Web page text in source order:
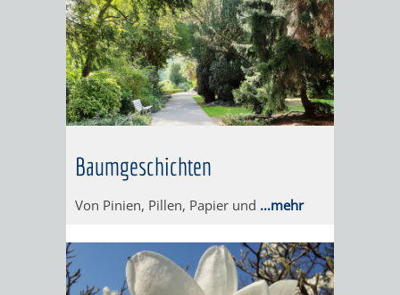
DREI
IN
EINER
KIDS
WEINHEIMTASCHENLAMPEN-
FERNERGESANG
Baumgeschichten
Von Pinien, Pillen, Papier und ...mehr